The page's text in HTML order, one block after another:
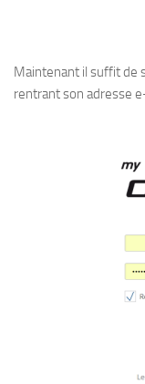
Maintenant il suffit de
rentrant son adresse